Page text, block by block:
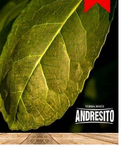
redes sociales Te
con la mejor
#Folklore #tango
#Música
Te
h2oradioonline